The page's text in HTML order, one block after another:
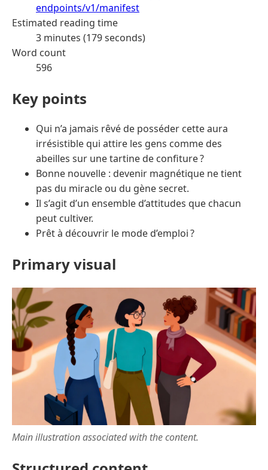
endpoints/v1/manifest
Estimated reading time
3 minutes (179 seconds)
Word count
596
Key points
Qui n’a jamais rêvé de posséder cette aura
irrésistible qui attire les gens comme des
abeilles sur une tartine de confiture ?
Bonne nouvelle : devenir magnétique ne tient
pas du miracle ou du gène secret.
Il s’agit d’un ensemble d’attitudes que chacun
peut cultiver.
Prêt à découvrir le mode d’emploi ?
Primary visual
Main illustration associated with the content.